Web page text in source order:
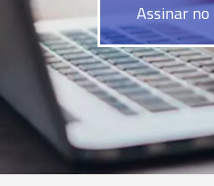
Assinar